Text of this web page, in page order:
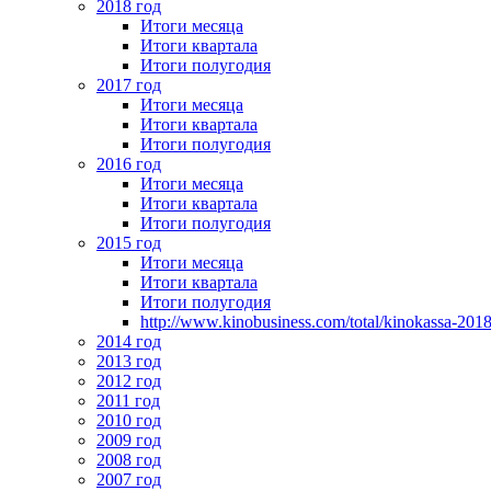
2018 год
Итоги месяца
Итоги квартала
Итоги полугодия
2017 год
Итоги месяца
Итоги квартала
Итоги полугодия
2016 год
Итоги месяца
Итоги квартала
Итоги полугодия
2015 год
Итоги месяца
Итоги квартала
Итоги полугодия
http://www.kinobusiness.com/total/kinokassa-
2014 год
2013 год
2012 год
2011 год
2010 год
2009 год
2008 год
2007 год